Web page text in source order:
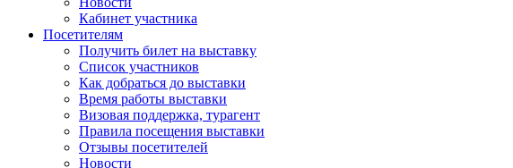
Кабинет участника
Посетителям
Получить билет на выставку
Список участников
Как добраться до выставки
Время работы выставки
Визовая поддержка, турагент
Правила посещения выставки
Отзывы посетителей
Новости